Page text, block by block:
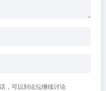
，可以到论坛继续讨论